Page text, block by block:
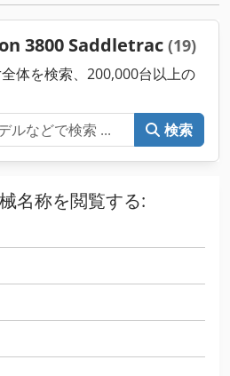
3800 Saddletrac (19)
体を検索、200,000台以上の
検索
名称を閲覧する: